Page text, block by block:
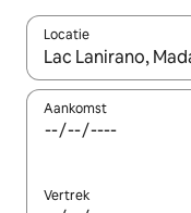
Locatie
Wanneer er
Aankomst
Vertrek